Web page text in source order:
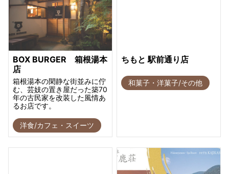
BOX BURGER 箱根湯本
店
箱根湯本の閑静な街並みに佇
む、芸妓の置き屋だった築70
年の古民家を改装した風情あ
るお店です。
洋食/カフェ・スイーツ
ちもと 駅前通り店
和菓子・洋菓子/その他